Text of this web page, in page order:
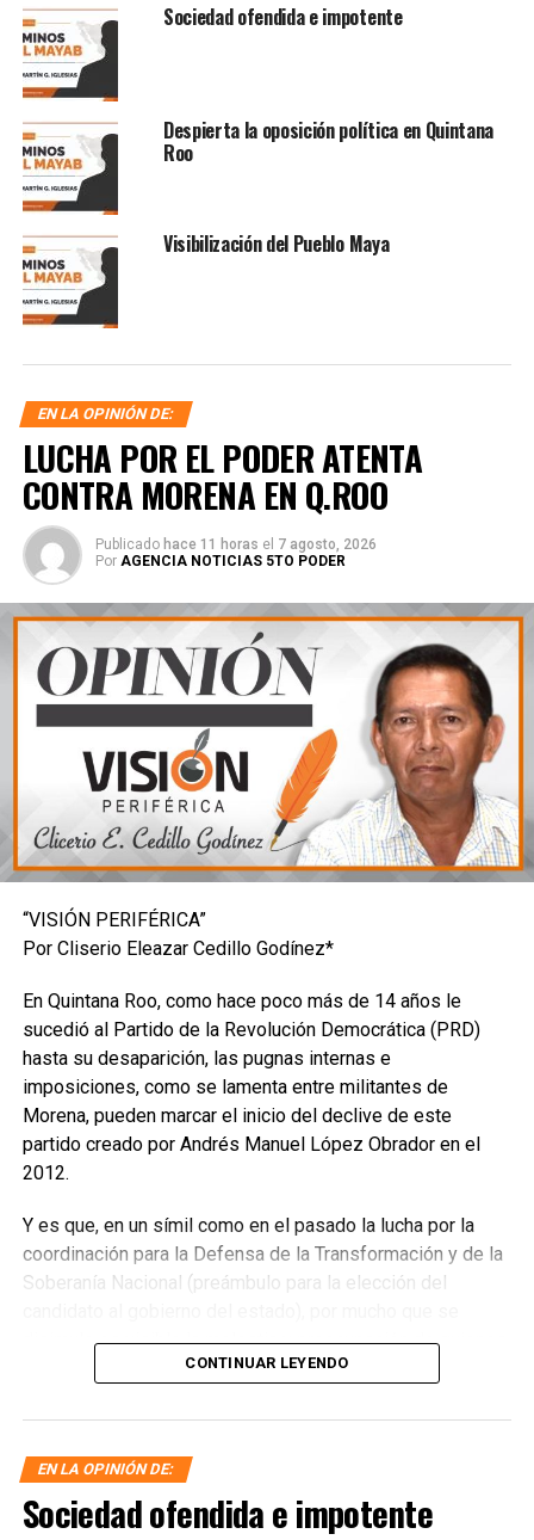
Sociedad ofendida e impotente
Despierta la oposición política en Quintana
Roo
Visibilización del Pueblo Maya
EN LA OPINIÓN DE:
LUCHA POR EL PODER ATENTA
CONTRA MORENA EN Q.ROO
Publicado hace 11 horas el 7 agosto, 2026
Por AGENCIA NOTICIAS 5TO PODER
“VISIÓN PERIFÉRICA”
Por Cliserio Eleazar Cedillo Godínez*
En Quintana Roo, como hace poco más de 14 años le
sucedió al Partido de la Revolución Democrática (PRD)
hasta su desaparición, las pugnas internas e
imposiciones, como se lamenta entre militantes de
Morena, pueden marcar el inicio del declive de este
partido creado por Andrés Manuel López Obrador en el
2012.
Y es que, en un símil como en el pasado la lucha por la
coordinación para la Defensa de la Transformación y de la
Soberanía Nacional (preámbulo para la elección del
disimule es visible la molestia y preocupación de quienes
compiten por dicha distinción y que se sienten blanco de
asegurar que la falta de cuórum en su mitin se debía a las
amenazas contra sus seguidores, para que no asistieran a
CONTINUAR LEYENDO
EN LA OPINIÓN DE:
Sociedad ofendida e impotente